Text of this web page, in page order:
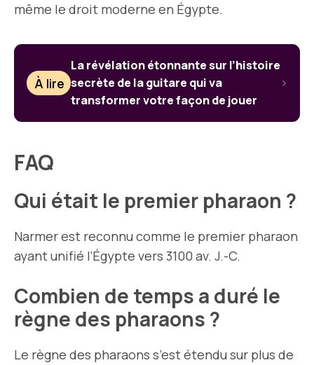
même le droit moderne en Égypte.
À lire
La révélation étonnante sur l’histoire
secrète de la guitare qui va
transformer votre façon de jouer
FAQ
Qui était le premier pharaon ?
Narmer est reconnu comme le premier pharaon
ayant unifié l’Égypte vers 3100 av. J.-C.
Combien de temps a duré le
règne des pharaons ?
Le règne des pharaons s’est étendu sur plus de